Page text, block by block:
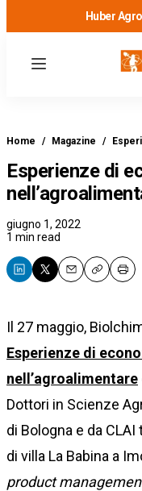
Huber
Menu
Home / Magazine /
Esperienze di
giugno 1, 2022
1 min read
EmailCopyPrint
Il 27 maggio,
Esperienze di
nell’agroalimentare
Dottori in Scienze
di Bologna e da
di villa La Babina a
product